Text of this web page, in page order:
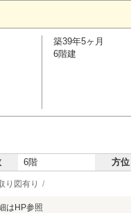
築39年5ヶ月
6階建
6階 方位
り図有り
はHP参照